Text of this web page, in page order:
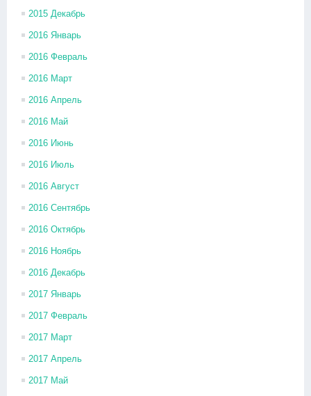
2015 Декабрь
2016 Январь
2016 Февраль
2016 Март
2016 Апрель
2016 Май
2016 Июнь
2016 Июль
2016 Август
2016 Сентябрь
2016 Октябрь
2016 Ноябрь
2016 Декабрь
2017 Январь
2017 Февраль
2017 Март
2017 Апрель
2017 Май